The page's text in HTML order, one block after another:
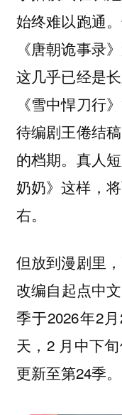
始终难以跑通
《唐朝诡事录
这几乎已经是
《雪中悍刀行
待编剧王倦结
的档期。真人
奶奶》这样，
右。
但放到漫剧里
改编自起点中
季于2026年2
天，2 月中下
更新至第24季。